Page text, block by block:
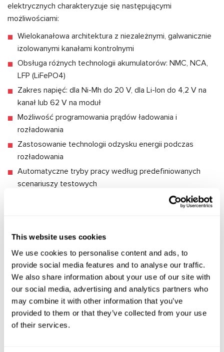
This website uses cookies
We use cookies to personalise content and ads, to
provide social media features and to analyse our traffic.
We also share information about your use of our site with
our social media, advertising and analytics partners who
may combine it with other information that you’ve
provided to them or that they’ve collected from your use
of their services.
elektrycznych charakteryzuje się następującymi
możliwościami:
Wielokanałowa architektura z niezależnymi, galwanicznie
izolowanymi kanałami kontrolnymi
Obsługa różnych technologii akumulatorów: NMC, NCA,
LFP (LiFePO4)
Zakres napięć: dla Ni-Mh do 20 V, dla Li-Ion do 4,2 V na
kanał lub 62 V na moduł
Możliwość programowania prądów ładowania i
rozładowania
Zastosowanie technologii odzysku energii podczas
rozładowania
Automatyczne tryby pracy według predefiniowanych
scenariuszy testowych
Wbudowane obciążenia rezystancyjne do pomiaru
diagnostyki
Interfejs sieciowy RJ45 (Ethernet) do zdalnego
uruchamiania zadań serwisowych
Kompatybilność z systemami BMS (Battery Management
System) przez magistralę RS485
Obsługa systemów 48-woltowych "miękkich hybryd"
przez magistralę CAN